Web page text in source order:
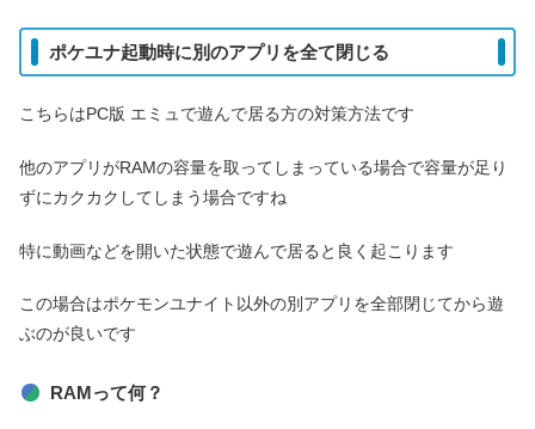
ポケユナ起動時に別のアプリを全て閉じる
こちらはPC版 エミュで遊んで居る方の対策方法です
他のアプリがRAMの容量を取ってしまっている場合で容量が足り
ずにカクカクしてしまう場合ですね
特に動画などを開いた状態で遊んで居ると良く起こります
この場合はポケモンユナイト以外の別アプリを全部閉じてから遊
ぶのが良いです
RAMって何？